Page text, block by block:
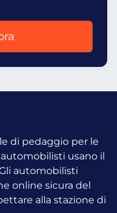
di pedaggio per le
usano il
automobilisti
online sicura del
alla stazione di